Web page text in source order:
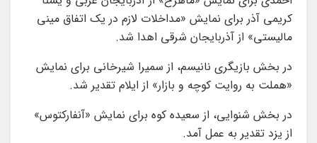
کریمی آذر برای نمایش «مداخلات لازم در یک اتفاق مینی
مالیستی» از آذربایجان شرقی اهدا شد.
در بخش بازیگری نانیسم، از سمیرا شیرخانی برای نمایش
«هملت به روایت کوچه و بازار» از ایلام تقدیر شد.
در بخش شنوایی، از سعیده کوه برای نمایش «آنفارکتوس»
از یزد تقدیر به عمل آمد.